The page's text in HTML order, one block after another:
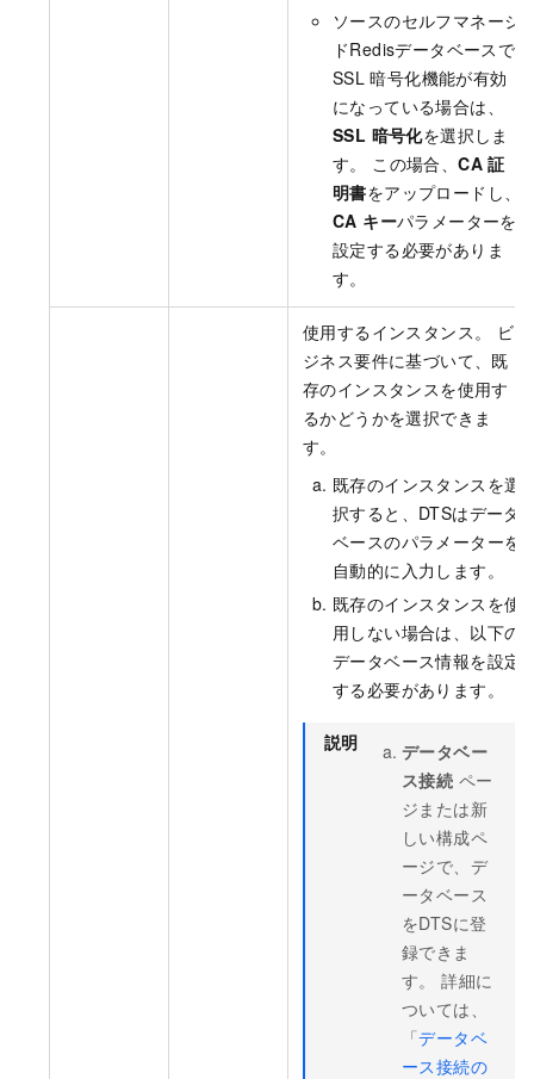
ソースのセルフマネージ
ドRedisデータベースで
SSL 暗号化機能が有効
になっている場合は、
SSL 暗号化を選択しま
す。 この場合、CA 証
明書をアップロードし、
CA キーパラメーターを
設定する必要がありま
す。
使用するインスタンス。 ビ
ジネス要件に基づいて、既
存のインスタンスを使用す
るかどうかを選択できま
す。
既存のインスタンスを選
択すると、DTSはデータ
ベースのパラメーターを
自動的に入力します。
既存のインスタンスを使
用しない場合は、以下の
データベース情報を設定
する必要があります。
説明
データベー
ス接続 ペー
ジまたは新
しい構成ペ
ージで、デ
ータベース
をDTSに登
録できま
す。 詳細に
ついては、
「データベ
ース接続の